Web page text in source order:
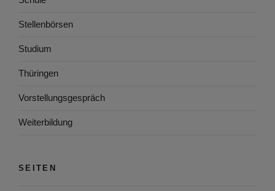
Stellenbörsen
Studium
Thüringen
Vorstellungsgespräch
Weiterbildung
SEITEN